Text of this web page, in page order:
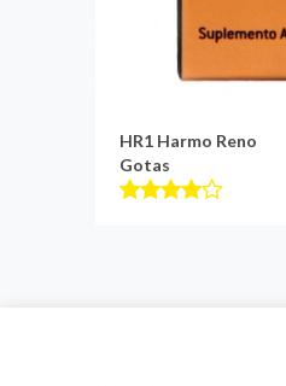
HR1 Harmo Reno
Gotas